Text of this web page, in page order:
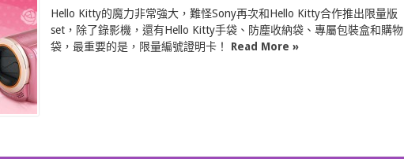
Hello Kitty的魔力非常強大，難怪Sony再次和Hello Kitty合作推出限量版
set，除了錄影機，還有Hello Kitty手袋、防塵收納袋、專屬包裝盒和購物
袋，最重要的是，限量編號證明卡！ Read More »